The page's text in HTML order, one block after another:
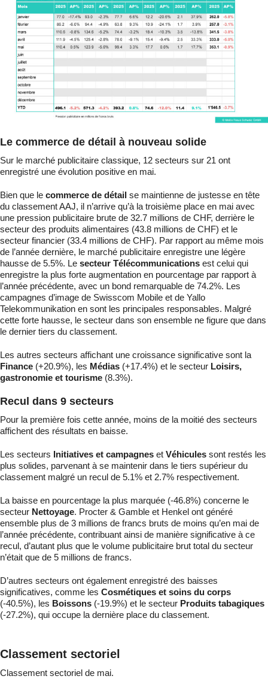
Le commerce de détail à nouveau solide
Sur le marché publicitaire classique, 12 secteurs sur 21 ont
enregistré une évolution positive en mai.
Bien que le commerce de détail se maintienne de justesse en tête
du classement AAJ, il n’arrive qu’à la troisième place en mai avec
une pression publicitaire brute de 32.7 millions de CHF, derrière le
secteur des produits alimentaires (43.8 millions de CHF) et le
secteur financier (33.4 millions de CHF). Par rapport au même mois
de l’année dernière, le marché publicitaire enregistre une légère
hausse de 5.5%. Le secteur Télécommunications est celui qui
enregistre la plus forte augmentation en pourcentage par rapport à
l’année précédente, avec un bond remarquable de 74.2%. Les
campagnes d’image de Swisscom Mobile et de Yallo
Telekommunikation en sont les principales responsables. Malgré
cette forte hausse, le secteur dans son ensemble ne figure que dans
le dernier tiers du classement.
Les autres secteurs affichant une croissance significative sont la
Finance (+20.9%), les Médias (+17.4%) et le secteur Loisirs,
gastronomie et tourisme (8.3%).
Recul dans 9 secteurs
Pour la première fois cette année, moins de la moitié des secteurs
affichent des résultats en baisse.
Les secteurs Initiatives et campagnes et Véhicules sont restés les
plus solides, parvenant à se maintenir dans le tiers supérieur du
classement malgré un recul de 5.1% et 2.7% respectivement.
La baisse en pourcentage la plus marquée (-46.8%) concerne le
secteur Nettoyage. Procter & Gamble et Henkel ont généré
ensemble plus de 3 millions de francs bruts de moins qu’en mai de
l’année précédente, contribuant ainsi de manière significative à ce
recul, d’autant plus que le volume publicitaire brut total du secteur
n’était que de 5 millions de francs.
D’autres secteurs ont également enregistré des baisses
significatives, comme les Cosmétiques et soins du corps
(-40.5%), les Boissons (-19.9%) et le secteur Produits tabagiques
(-27.2%), qui occupe la dernière place du classement.
Classement sectoriel
Classement sectoriel de mai.